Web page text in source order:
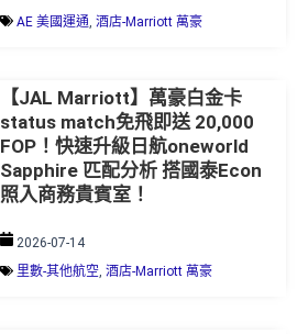
AE 美國運通 酒店-Marriott 萬豪
【JAL Marriott】萬豪白金卡
status match免飛即送 20,000
FOP！快速升級日航oneworld
Sapphire 匹配分析 搭國泰Econ
照入商務貴賓室！
2026-07-14
里數-其他航空, 酒店-Marriott 萬豪